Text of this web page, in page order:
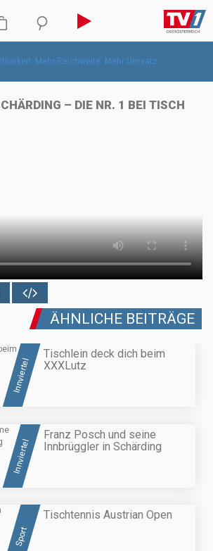
– DIE NR. 1 BEI TISCH
ÄHNLICHE BEITRÄGE
Innviertel
Tischlein deck dich beim
XXXLutz
Innviertel
Franz Posch und seine
Innbrüggler in Schärding
Sport
Tischtennis Austrian Open